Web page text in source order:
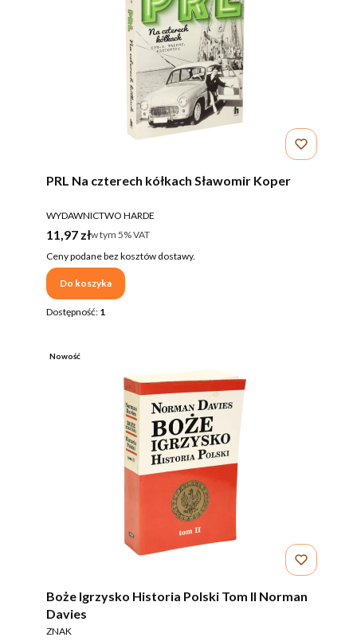
PRL Na czterech kółkach Sławomir Koper
PRODUCENT
WYDAWNICTWO HARDE
Cena brutto
11,97 złw tym %s VAT
w tym 5%VAT
Ceny podane bez kosztów dostawy.
Do koszyka
Dostępność: 1
Nowość
Boże Igrzysko Historia Polski Tom II Norman
Davies
PRODUCENT
ZNAK